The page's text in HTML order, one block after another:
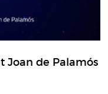
Joan de Palamós